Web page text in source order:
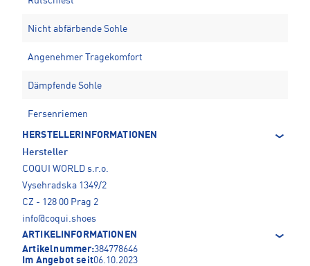
Nicht abfärbende Sohle
Angenehmer Tragekomfort
Dämpfende Sohle
Fersenriemen
HERSTELLERINFORMATIONEN
Hersteller
COQUI WORLD s.r.o.
Vysehradska 1349/2
CZ - 128 00 Prag 2
info@coqui.shoes
ARTIKELINFORMATIONEN
Artikelnummer:384778646
Im Angebot seit06.10.2023